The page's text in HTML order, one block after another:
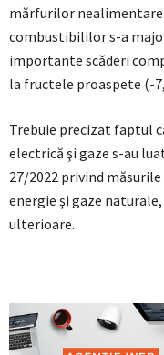
mărfurilor
combustibililor s-a
importante scăderi
la fructele proaspete (-
Trebuie precizat faptul
electrică şi gaze s-au
27/2022 privind
energie şi gaze
ulterioare.